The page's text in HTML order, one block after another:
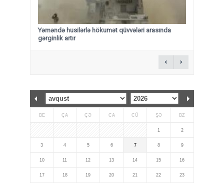
Yəməndə husilərlə hökumət qüvvələri arasında
gərginlik artır
BE ÇA ÇƏ CA CÜ ŞƏ BZ
1 2
3 4 5 6 7 8 9
10 11 12 13 14 15 16
17 18 19 20 21 22 23